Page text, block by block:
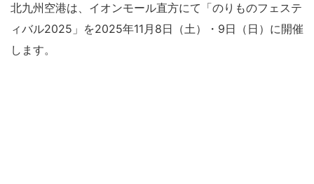
北九州空港は、イオンモール直方にて「のりものフェステ
ィバル2025」を2025年11月8日（土）・9日（日）に開催
します。